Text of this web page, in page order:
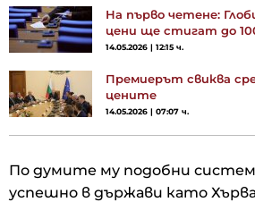
На първо четене:
цени ще стигат до
14.05.2026 | 12:15 ч.
Премиерът свиква
цените
14.05.2026 | 07:07 ч.
По думите му подобни
успешно в държави като